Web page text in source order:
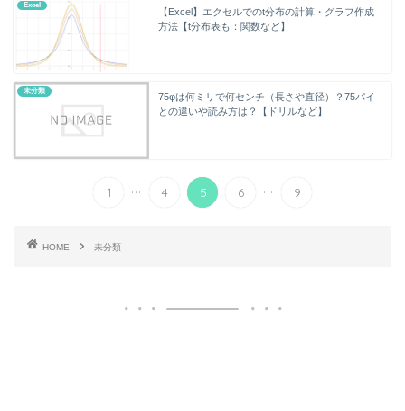
Excel
【Excel】エクセルでのt分布の計算・グラフ作成
方法【t分布表も：関数など】
未分類
75φは何ミリで何センチ（長さや直径）？75パイ
との違いや読み方は？【ドリルなど】
1 ... 4 5 6 ... 9
HOME 未分類